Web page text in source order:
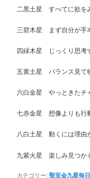
二黒土星 すべてに欲を
三碧木星 まず自分が手
四緑木星 じっくり思考
五黄土星 バランス見て
六白金星 やっときたチ
七赤金星 想像よりも行
八白土星 動くには理由
九紫火星 楽しみ見つか
カテゴリー:聖至会九星毎